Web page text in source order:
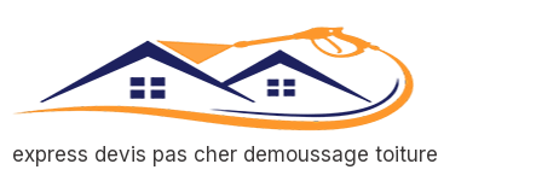
express devis pas cher demoussage toiture